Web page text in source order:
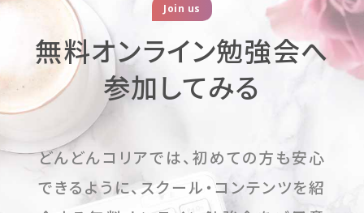
Join us
無料オンライン勉強会へ
参加してみる
どんどんコリアでは、初めての方も安心
できるように、スクール・コンテンツを紹